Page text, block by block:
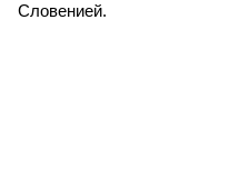
Словенией.